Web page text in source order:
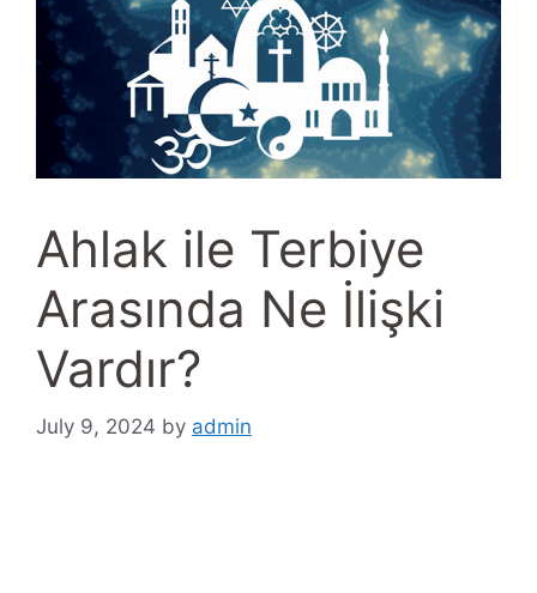
Ahlak ile Terbiye
Arasında Ne İlişki
Vardır?
July 9, 2024 by admin